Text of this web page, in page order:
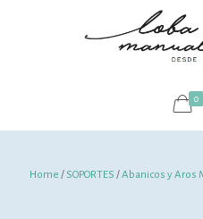
0
Home / SOPORTES /Abanicos y Aros